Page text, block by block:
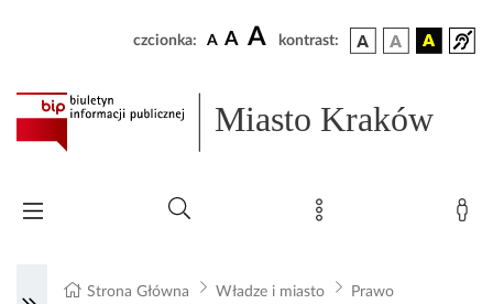
czcionka: A A A kontrast:
Miasto Kraków
Strona Główna Władze i miasto
Prawo